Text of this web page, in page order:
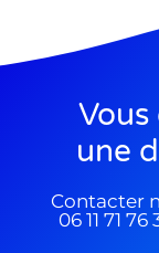
une
Contacter
06 11 71